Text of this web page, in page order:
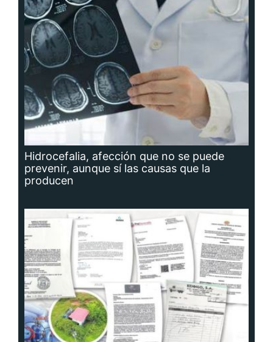
Hidrocefalia, afección que no se puede
prevenir, aunque sí las causas que la
producen